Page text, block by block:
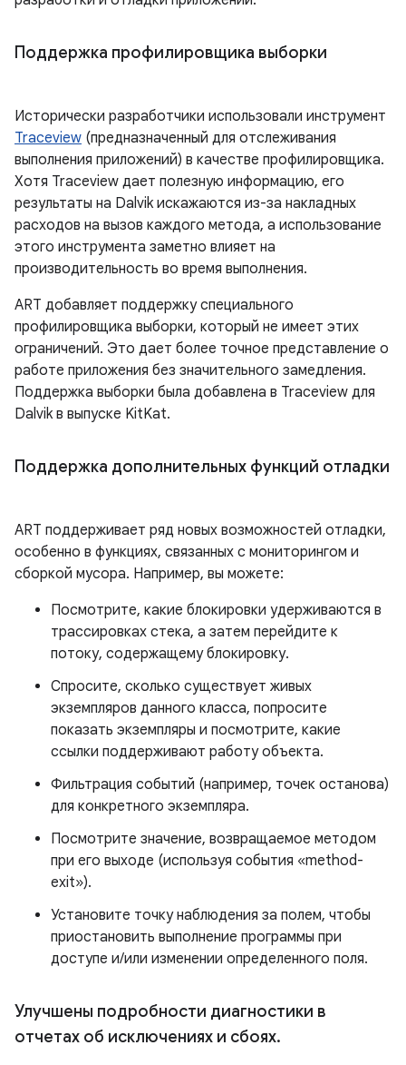
Поддержка профилировщика выборки
Исторически разработчики использовали инструмент
Traceview (предназначенный для отслеживания
выполнения приложений) в качестве профилировщика.
Хотя Traceview дает полезную информацию, его
результаты на Dalvik искажаются из-за накладных
расходов на вызов каждого метода, а использование
этого инструмента заметно влияет на
производительность во время выполнения.
ART добавляет поддержку специального
профилировщика выборки, который не имеет этих
ограничений. Это дает более точное представление о
работе приложения без значительного замедления.
Поддержка выборки была добавлена ​​в Traceview для
Dalvik в выпуске KitKat.
Поддержка дополнительных функций отладки
ART поддерживает ряд новых возможностей отладки,
особенно в функциях, связанных с мониторингом и
сборкой мусора. Например, вы можете:
Посмотрите, какие блокировки удерживаются в
трассировках стека, а затем перейдите к
потоку, содержащему блокировку.
Спросите, сколько существует живых
экземпляров данного класса, попросите
показать экземпляры и посмотрите, какие
ссылки поддерживают работу объекта.
Фильтрация событий (например, точек останова)
для конкретного экземпляра.
Посмотрите значение, возвращаемое методом
при его выходе (используя события «method-
exit»).
Установите точку наблюдения за полем, чтобы
приостановить выполнение программы при
доступе и/или изменении определенного поля.
Улучшены подробности диагностики в
отчетах об исключениях и сбоях.